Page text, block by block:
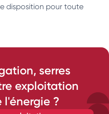
disposition pour toute
serres
exploitation
l'énergie ?